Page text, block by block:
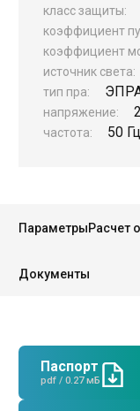
Региональные
класс защиты:
коэффициент
коэффициент
источник света:
тип пра:
напряжение:
частота: 50 Гц
ПараметрыРасчет
Документы
Паспорт
pdf / 0.27 мБ